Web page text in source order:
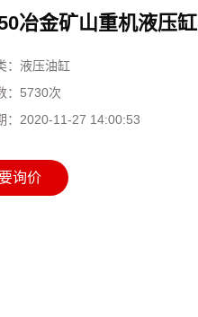
冶金矿山重机液压缸
液压油缸
5730次
2020-11-27 14:00:53
询价